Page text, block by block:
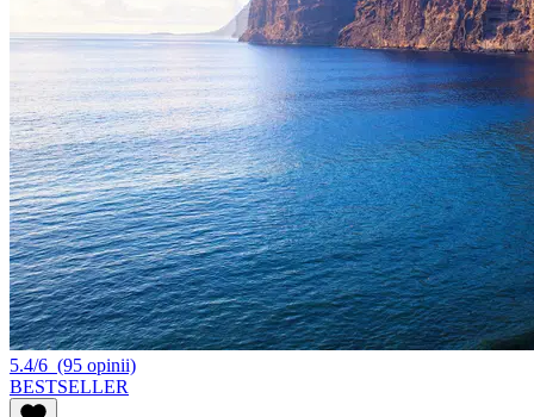
5.4/6 (95 opinii)
BESTSELLER